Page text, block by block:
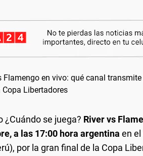
¿Cuándo se juega? River vs
a las 17:00 hora argentina en
por la gran final de la Copa